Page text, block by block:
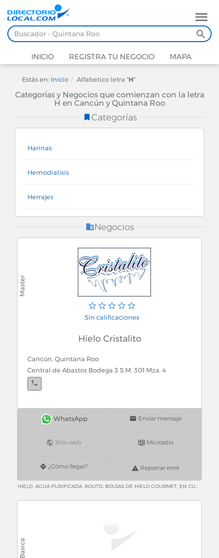
INICIO REGISTRA TU NEGOCIO MAPA
Estás en: Inicio Alfabetico letra "H"
Categorias y Negocios que comienzan con la letra
H en Cancún y Quintana Roo
Categorías
Harinas
Hemodialisis
Herrajes
Hidroneumaticos
Hojalateria y Pintura
Homeopaticas (Farmacias)
Hospitales
Hoteles
Hoteles 1 Estrella
Hoteles 2 Estrellas
Negocios
Sin calificaciones
Hielo Cristalito
Cancún, Quintana Roo
Central de Abastos Bodega 3 S.M. 301 Mza. 4
Enviar mensaje
Sitio web Micrositio
¿Cómo llegar? Reportar error
HIELO, AGUA PURIFICADA, ROLITO, BOLSAS DE HIELO GOURMET, EN CUBOS, GARRAFONES DE AGUA, FABRICAS DE HIELO